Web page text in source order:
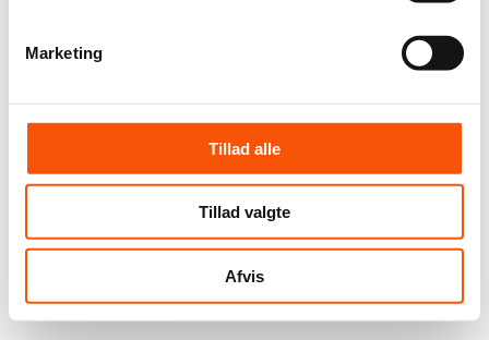
Marketing
Tillad alle
Tillad valgte
Afvis